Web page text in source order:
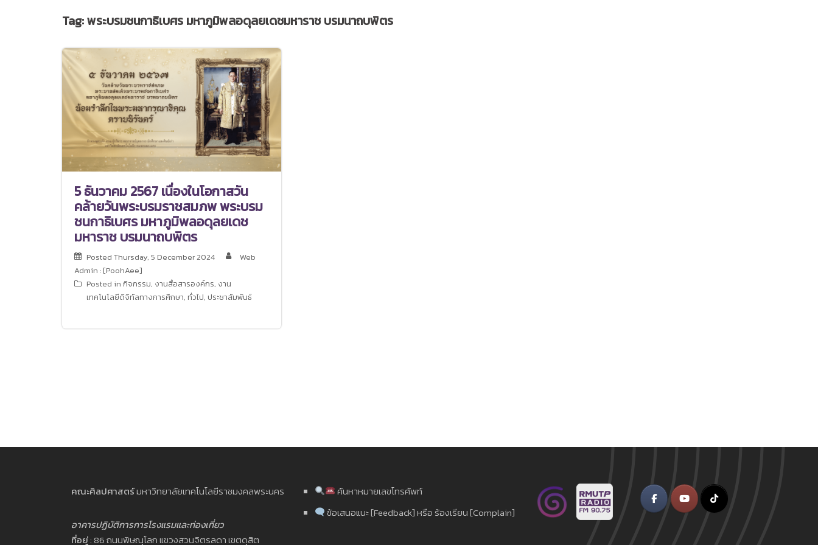
Tag:พระบรมชนกาธิเบศร มหาภูมิพลอดุลยเดชมหาราช บรมนาถบพิตร
5 ธันวาคม 2567 เนื่องในโอกาสวัน
คล้ายวันพระบรมราชสมภพ พระบรม
ชนกาธิเบศร มหาภูมิพลอดุลยเดช
มหาราช บรมนาถบพิตร
Posted Thursday, 5 December 2024
Web
Admin : [PoohAee]
Posted in กิจกรรม, งานสื่อสารองค์กร, งาน
เทคโนโลยีดิจิทัลทางการศึกษา, ทั่วไป, ประชาสัมพันธ์
คณะศิลปศาสตร์มหาวิทยาลัยเทคโนโลยีราชมงคลพระนคร
อาคารปฏิบัติการการโรงแรมและท่องเที่ยว
ที่อยู่: 86 ถนนพิษณุโลก แขวงสวนจิตรลดา เขตดุสิต
ค้นหาหมายเลขโทรศัพท์
ข้อเสนอแนะ [Feedback] หรือ ร้องเรียน [Complain]